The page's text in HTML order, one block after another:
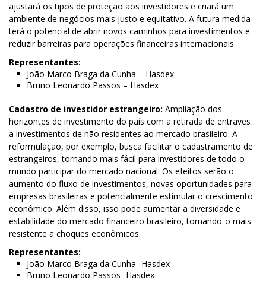
ajustará os tipos de proteção aos investidores e criará um
ambiente de negócios mais justo e equitativo. A futura medida
terá o potencial de abrir novos caminhos para investimentos e
reduzir barreiras para operações financeiras internacionais.
Representantes:
João Marco Braga da Cunha – Hasdex
Bruno Leonardo Passos – Hasdex
Cadastro de investidor estrangeiro: Ampliação dos
horizontes de investimento do país com a retirada de entraves
a investimentos de não residentes ao mercado brasileiro. A
reformulação, por exemplo, busca facilitar o cadastramento de
estrangeiros, tornando mais fácil para investidores de todo o
mundo participar do mercado nacional. Os efeitos serão o
aumento do fluxo de investimentos, novas oportunidades para
empresas brasileiras e potencialmente estimular o crescimento
econômico. Além disso, isso pode aumentar a diversidade e
estabilidade do mercado financeiro brasileiro, tornando-o mais
resistente a choques econômicos.
Representantes:
João Marco Braga da Cunha- Hasdex
Bruno Leonardo Passos- Hasdex